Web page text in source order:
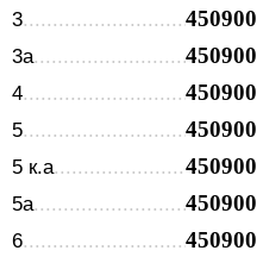
3 450900
3а 450900
4 450900
5 450900
5 к.а 450900
5а 450900
6 450900